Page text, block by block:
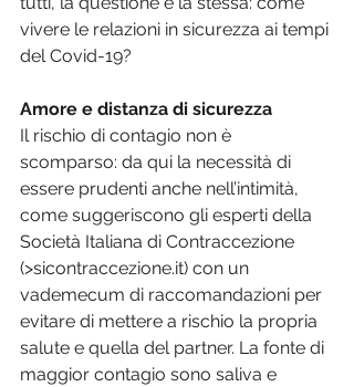
vivere le relazioni in sicurezza ai tempi
del Covid-19?
Amore e distanza di sicurezza
Il rischio di contagio non è
scomparso: da qui la necessità di
essere prudenti anche nell’intimità,
come suggeriscono gli esperti della
Società Italiana di Contraccezione
(>sicontraccezione.it) con un
vademecum di raccomandazioni per
evitare di mettere a rischio la propria
salute e quella del partner. La fonte di
maggior contagio sono saliva e